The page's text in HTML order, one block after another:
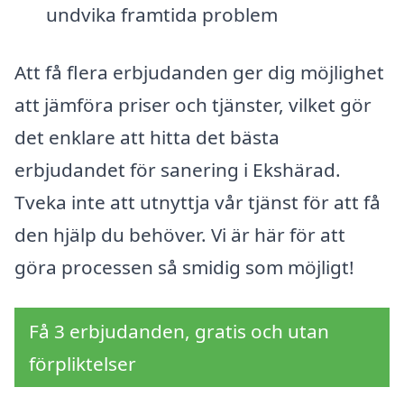
undvika framtida problem
Att få flera erbjudanden ger dig möjlighet
att jämföra priser och tjänster, vilket gör
det enklare att hitta det bästa
erbjudandet för sanering i Ekshärad.
Tveka inte att utnyttja vår tjänst för att få
den hjälp du behöver. Vi är här för att
göra processen så smidig som möjligt!
Få 3 erbjudanden, gratis och utan
förpliktelser